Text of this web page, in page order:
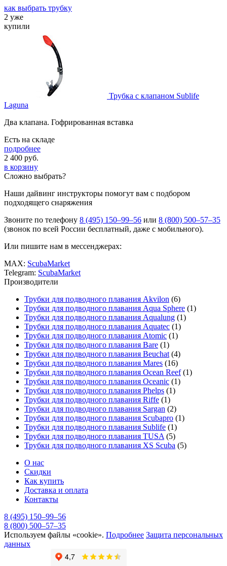
как выбрать трубку
2 уже
купили
Трубка с клапаном Sublife
Laguna
Два клапана. Гофрированная вставка
Есть на складе
подробнее
2 400 руб.
в корзину
Сложно выбрать?
Наши дайвинг инструкторы помогут вам с подбором
подходящего снаряжения
Звоните по телефону 8 (495) 150–99–56 или 8 (800) 500–57–35
(звонок по всей России бесплатный, даже с мобильного).
Или пишите нам в мессенджерах:
MAX: ScubaMarket
Telegram: ScubaMarket
Производители
Трубки для подводного плавания Akvilon (6)
Трубки для подводного плавания Aqua Sphere (1)
Трубки для подводного плавания Aqualung (1)
Трубки для подводного плавания Aquatec (1)
Трубки для подводного плавания Atomic (1)
Трубки для подводного плавания Bare (1)
Трубки для подводного плавания Beuchat (4)
Трубки для подводного плавания Mares (16)
Трубки для подводного плавания Ocean Reef(1)
Трубки для подводного плавания Oceanic (1)
Трубки для подводного плавания Phelps (1)
Трубки для подводного плавания Riffe (1)
Трубки для подводного плавания Sargan (2)
Трубки для подводного плавания Scubapro (1)
Трубки для подводного плавания Sublife (1)
Трубки для подводного плавания TUSA (5)
Трубки для подводного плавания XS Scuba (5)
О нас
Скидки
Как купить
Доставка и оплата
Контакты
8 (495) 150–99–56
8 (800) 500–57–35
Используем файлы «cookie». Подробнее Защита персональных
данных